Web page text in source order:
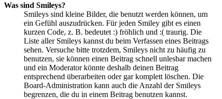
Was sind Smileys?
Smileys sind kleine Bilder, die benutzt werden können, um
ein Gefühl auszudrücken. Für jeden Smiley gibt es einen
kurzen Code, z. B. bedeutet :) fröhlich und :( traurig. Die
Liste aller Smileys kannst du beim Verfassen eines Beitrags
sehen. Versuche bitte trotzdem, Smileys nicht zu häufig zu
benutzen, sie können einen Beitrag schnell unlesbar machen
und ein Moderator könnte deshalb deinen Beitrag
entsprechend überarbeiten oder gar komplett löschen. Die
Board-Administration kann auch die Anzahl der Smileys
begrenzen, die du in einem Beitrag benutzen kannst.